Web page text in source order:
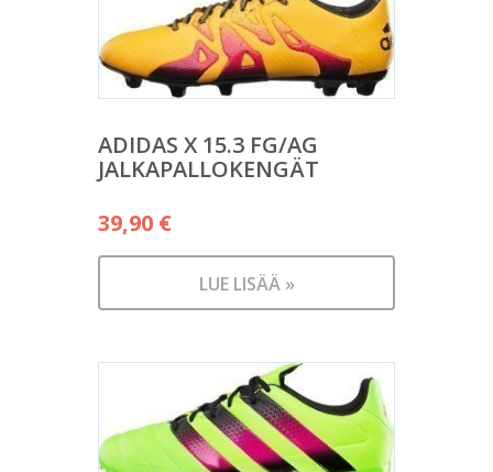
ADIDAS X 15.3 FG/AG
JALKAPALLOKENGÄT
39,90 €
LUE LISÄÄ »